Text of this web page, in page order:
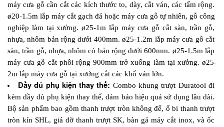
máy cưa gỗ cần cắt các kích thước to, dày, cắt ván, các tấm rộng.
ø20-1.5m lắp máy cắt gạch đá hoặc máy cưa gỗ tự nhiên, gỗ công
nghiệp làm tại xưởng. ø25-1m lắp máy cưa gỗ cắt sàn, trần gỗ,
nhựa, nhôm bản rộng dưới 400mm. ø25-1.2m lắp máy cưa gỗ cắt
sàn, trần gỗ, nhựa, nhôm có bản rộng dưới 600mm. ø25-1.5m lắp
máy cưa gỗ cắt phôi rộng 900mm trở xuống làm tại xưởng. ø25-
2m lắp máy cưa gỗ tại xưởng cắt các khổ ván lớn.
Đầy đủ phụ kiện thay thế: Combo khung trượt Duratool đi
kèm đầy đủ phụ kiện thay thế, đảm bảo hiệu quả sử dụng lâu dài.
Bộ sản phẩm bao gồm thanh trượt tròn không đế, ổ bi thanh trượt
tròn kín SHL, giá đỡ thanh trượt SK, bàn gá máy cắt inox, và ốc